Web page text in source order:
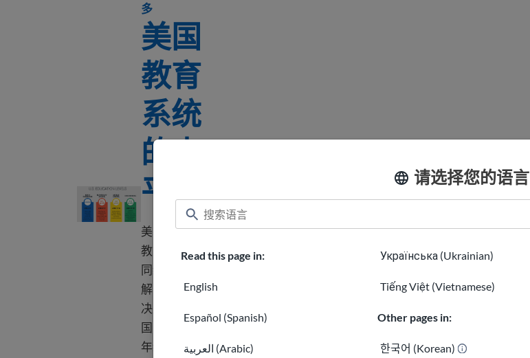
请选择您的语言
Read this page in:
English
Español (Spanish)
العربية (Arabic)
Українська (Ukrainian)
Tiếng Việt (Vietnamese)
Other pages in:
한국어 (Korean)
多Learn more about Enroll my child in school
美国教育系统的水平
美国
教育
系统
的水
平
美国的公立
教育分为不
同级别。 了
解学校如何
决定初到美
国的学生的
年级和班级